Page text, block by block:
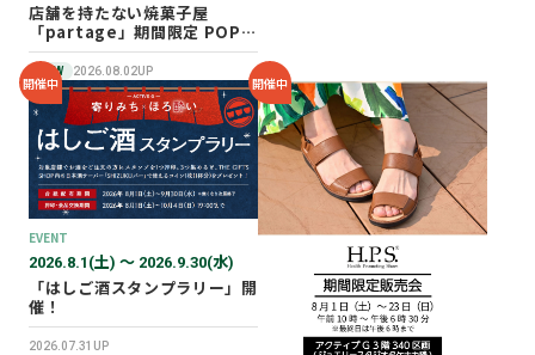
店舗を持たない焼菓子屋
「partage」期間限定 POP
UP SHOP オープン！
NEW 2026.08.02UP
開催中
EVENT
2026.8.1(土) 〜 2026.9.30(水)
「はしご酒スタンプラリー」開
催！
2026.07.31UP
開催中